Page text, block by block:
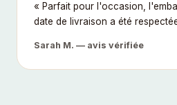
« Parfait pour l'occasion,
date de livraison a été
Sarah M. — avis vérifiée